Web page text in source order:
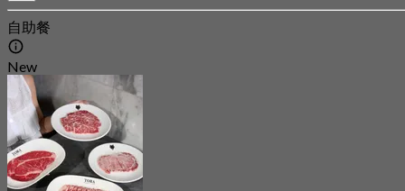
自助餐
New